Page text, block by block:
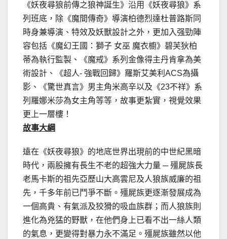
《妖夜尋狼前傳之狼神誕生》沿用《妖夜尋狼》系
列班底，除《魔間傳奇》導演柏德烈達杜普路斯同
時身兼導演、特效及妖獸設計之外，更加入强勁陣
容包括《魔幻王國：獅子 女巫 魔衣櫥》碧芙狄柏
蒂為執行監製、《魔戒》系列金像得主丹肯拿為美
術設計、《超人- 強戰回歸》羅斯艾美利ACS為攝
影、《驚世真言》男主角米高辛以及《23不祥》系
列羅娜米莎為女主角等等，故事更紮實，視覺效果
更上一層樓！
故事大綱
遠在《妖夜尋狼》的地底世界出現前的中世紀黑暗
時代，兩股擁有長生不老的超強大力量 ─ 殭屍族長
老馬卡斯的祖先亞歷山大高雲尼及人狼族威廉的祖
先，千多年前已鬥爭不斷。殭屍族更逐漸發展成為
一個高貴、有氣派及狡猾的吸血族群；而人狼族則
進化為兇猛的野獸，在他們身上已看不出一絲人類
的氣息，更變得對暴力永不滿足。殭屍族雖然以他